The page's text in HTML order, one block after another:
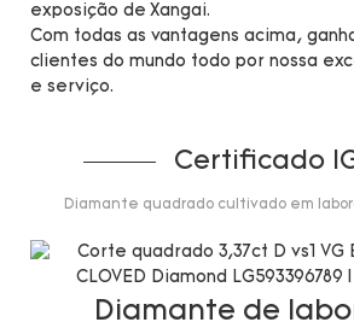
exposição de Xangai.
Com todas as vantagens acima,
clientes do mundo todo por nossa
e serviço.
Certificado
Diamante quadrado cultivado em
Diamante de